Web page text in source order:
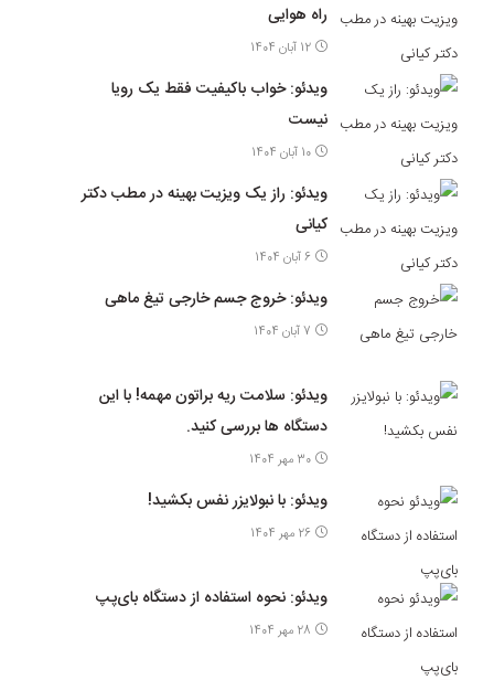
راه هوایی
12 آبان 1404
ویدئو: خواب باکیفیت فقط یک رویا
نیست
10 آبان 1404
ویدئو: راز یک ویزیت بهینه در مطب دکتر
کیانی
6 آبان 1404
ویدئو: خروج جسم خارجی تیغ ماهی
7 آبان 1404
ویدئو: سلامت ریه براتون مهمه! با این
دستگاه ها بررسی کنید.
30 مهر 1404
ویدئو: با نبولایزر نفس بکشید!
26 مهر 1404
ویدئو: نحوه استفاده از دستگاه بای‌پپ
28 مهر 1404